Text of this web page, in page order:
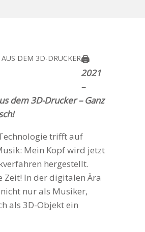
🖨
2021
–
dem 3D-Drucker – Ganz
trifft auf
Mein Kopf wird jetzt
hergestellt.
Zeit! In der digitalen Ära
nur als Musiker,
als 3D-Objekt ein